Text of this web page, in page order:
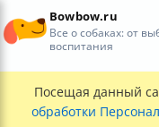
Bowbow.ru
Все о собаках: от
воспитания
Посещая данный
обработки